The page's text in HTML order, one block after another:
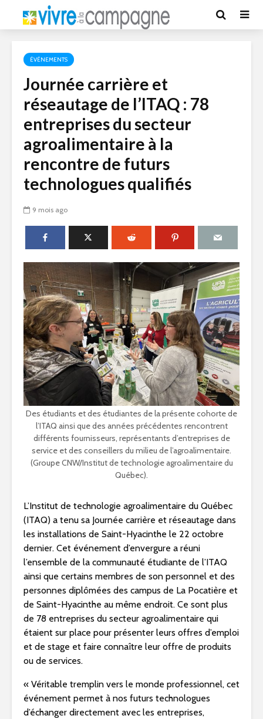
ÉVÉNEMENTS
Journée carrière et
réseautage de l’ITAQ : 78
entreprises du secteur
agroalimentaire à la
rencontre de futurs
technologues qualifiés
9 mois ago
Des étudiants et des étudiantes de la présente cohorte de
l’ITAQ ainsi que des années précédentes rencontrent
différents fournisseurs, représentants d’entreprises de
service et des conseillers du milieu de l’agroalimentaire.
(Groupe CNW/Institut de technologie agroalimentaire du
Québec).
L’Institut de technologie agroalimentaire du Québec
(ITAQ) a tenu sa Journée carrière et réseautage dans
les installations de Saint-Hyacinthe le 22 octobre
dernier. Cet événement d’envergure a réuni
l’ensemble de la communauté étudiante de l’ITAQ
ainsi que certains membres de son personnel et des
personnes diplômées des campus de La Pocatière et
de Saint-Hyacinthe au même endroit. Ce sont plus
de 78 entreprises du secteur agroalimentaire qui
étaient sur place pour présenter leurs offres d’emploi
et de stage et faire connaître leur offre de produits
ou de services.
« Véritable tremplin vers le monde professionnel, cet
événement permet à nos futurs technologues
d’échanger directement avec les entreprises,